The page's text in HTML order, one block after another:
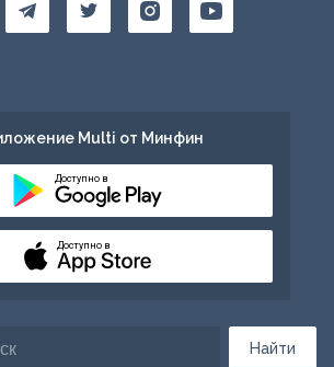
Найти
Multi от Минфин
Доступно в
Доступно в